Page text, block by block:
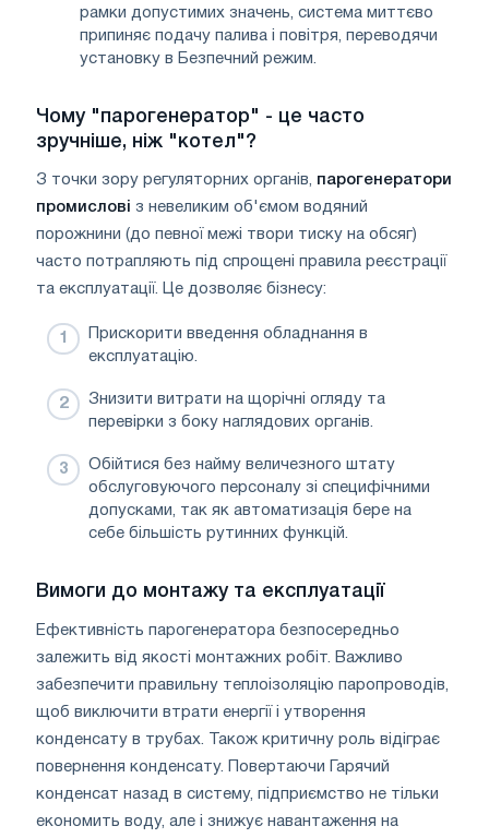
рамки допустимих значень, система миттєво
припиняє подачу палива і повітря, переводячи
установку в Безпечний режим.
Чому "парогенератор" - це часто
зручніше, ніж "котел"?
З точки зору регуляторних органів, парогенератори
промислові з невеликим об'ємом водяний
порожнини (до певної межі твори тиску на обсяг)
часто потрапляють під спрощені правила реєстрації
та експлуатації. Це дозволяє бізнесу:
Прискорити введення обладнання в
експлуатацію.
Знизити витрати на щорічні огляду та
перевірки з боку наглядових органів.
Обійтися без найму величезного штату
обслуговуючого персоналу зі специфічними
допусками, так як автоматизація бере на
себе більшість рутинних функцій.
Вимоги до монтажу та експлуатації
Ефективність парогенератора безпосередньо
залежить від якості монтажних робіт. Важливо
забезпечити правильну теплоізоляцію паропроводів,
щоб виключити втрати енергії і утворення
конденсату в трубах. Також критичну роль відіграє
повернення конденсату. Повертаючи Гарячий
конденсат назад в систему, підприємство не тільки
економить воду, але і знижує навантаження на